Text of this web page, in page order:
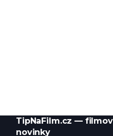
TipNaFilm.cz —
novinky